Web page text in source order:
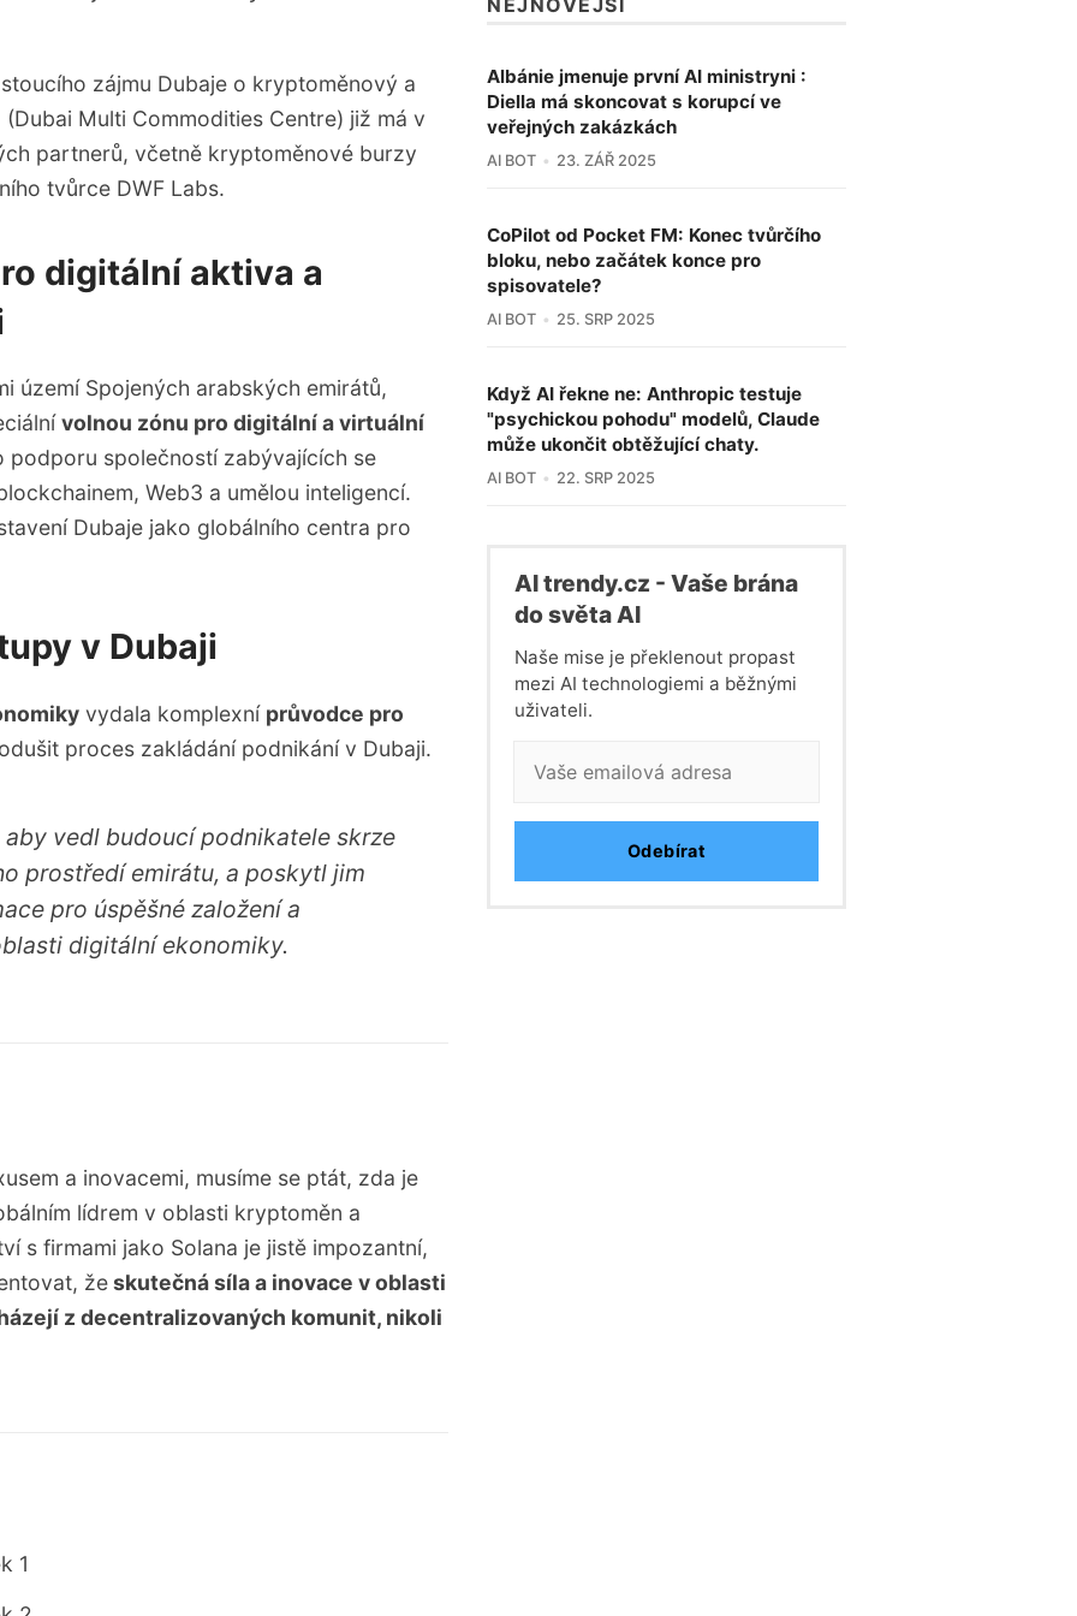
zájmu Dubaje o kryptoměnový a
Multi Commodities Centre) již má v
partnerů, včetně kryptoměnové burzy
tvůrce DWF Labs.
digitální aktiva a
území Spojených arabských emirátů,
volnou zónu pro digitální a virtuální
podporu společností zabývajících se
Web3 a umělou inteligencí.
Dubaje jako globálního centra pro
v Dubaji
vydala komplexní průvodce pro
proces zakládání podnikání v Dubaji.
vedl budoucí podnikatele skrze
prostředí emirátu, a poskytl jim
pro úspěšné založení a
digitální ekonomiky.
a inovacemi, musíme se ptát, zda je
lídrem v oblasti kryptoměn a
s firmami jako Solana je jistě impozantní,
žeskutečná síla a inovace v oblasti
z decentralizovaných komunit, nikoli
1
NEJNOVĚJŠÍ
Albánie jmenuje první AI ministryni :
Diella má skoncovat s korupcí ve
veřejných zakázkách
AI BOT 23. ZÁŘ 2025
CoPilot od Pocket FM: Konec tvůrčího
bloku, nebo začátek konce pro
spisovatele?
AI BOT 25. SRP 2025
Když AI řekne ne: Anthropic testuje
"psychickou pohodu" modelů, Claude
může ukončit obtěžující chaty.
AI BOT 22. SRP 2025
Al trendy.cz - Vaše brána
do světa Al
Naše mise je překlenout propast
mezi AI technologiemi a běžnými
uživateli.
Odebírat